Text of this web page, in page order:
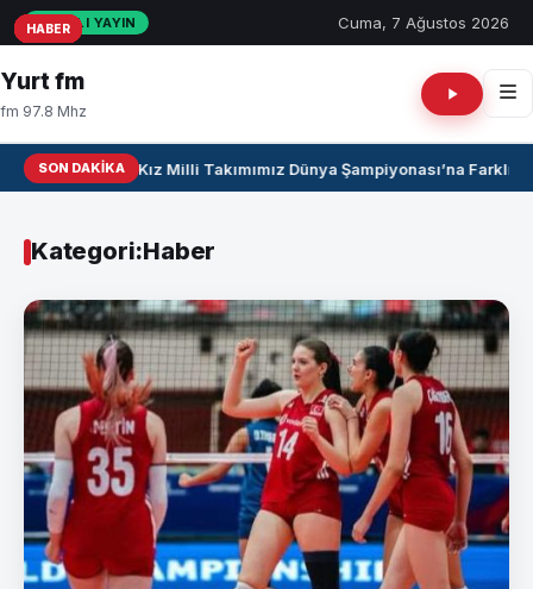
CANLI YAYIN Cuma, 7 Ağustos 2026
Yurt fm
fm 97.8 Mhz
SON DAKIKAU17 Kız Milli Takımımız Dünya Şampiyonası’na Farklı
Kategori:Haber
HABER
HABER
HABER
HABER
HABER
HABER
HABER
HABER
HABER
HABER